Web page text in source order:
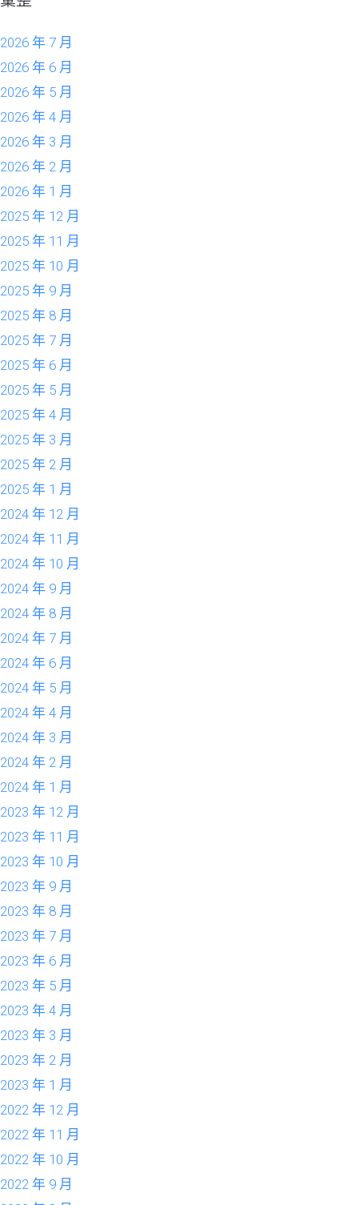
2026 年 7 月
2026 年 6 月
2026 年 5 月
2026 年 4 月
2026 年 3 月
2026 年 2 月
2026 年 1 月
2025 年 12 月
2025 年 11 月
2025 年 10 月
2025 年 9 月
2025 年 8 月
2025 年 7 月
2025 年 6 月
2025 年 5 月
2025 年 4 月
2025 年 3 月
2025 年 2 月
2025 年 1 月
2024 年 12 月
2024 年 11 月
2024 年 10 月
2024 年 9 月
2024 年 8 月
2024 年 7 月
2024 年 6 月
2024 年 5 月
2024 年 4 月
2024 年 3 月
2024 年 2 月
2024 年 1 月
2023 年 12 月
2023 年 11 月
2023 年 10 月
2023 年 9 月
2023 年 8 月
2023 年 7 月
2023 年 6 月
2023 年 5 月
2023 年 4 月
2023 年 3 月
2023 年 2 月
2023 年 1 月
2022 年 12 月
2022 年 11 月
2022 年 10 月
2022 年 9 月